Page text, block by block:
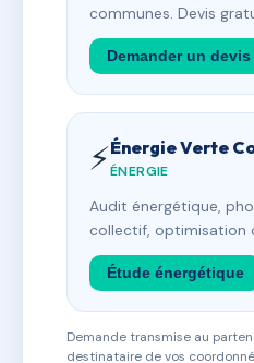
communes. Devis
Demander un
⚡Énergie Verte
ÉNERGIE
Audit énergétique,
collectif, optimisation
Étude énergétique
Demande transmise au
destinataire de vos